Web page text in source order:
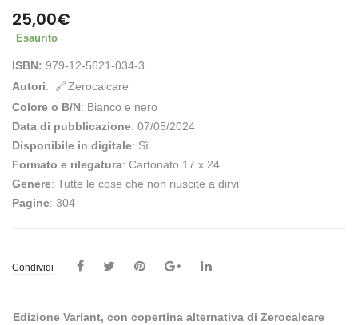
25,00€
Esaurito
ISBN: 979-12-5621-034-3
Autori:
Zerocalcare
Colore o B/N: Bianco e nero
Data di pubblicazione: 07/05/2024
Disponibile in digitale: Sì
Formato e rilegatura: Cartonato 17 x 24
Genere: Tutte le cose che non riuscite a dirvi
Pagine: 304
Condividi
Edizione Variant, con copertina alternativa di Zerocalcare